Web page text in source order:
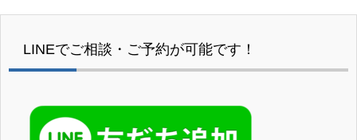
LINEでご相談・ご予約が可能です！